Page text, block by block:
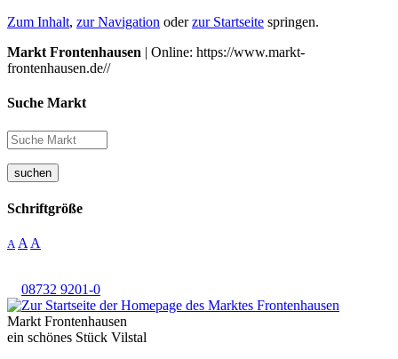
Zum Inhalt, zur Navigation oderzur Startseite springen.
Markt Frontenhausen | Online: https://www.markt-
frontenhausen.de//
Suche Markt
suchen
Schriftgröße
A A A
08732 9201-0
Markt Frontenhausen
ein schönes Stück Vilstal